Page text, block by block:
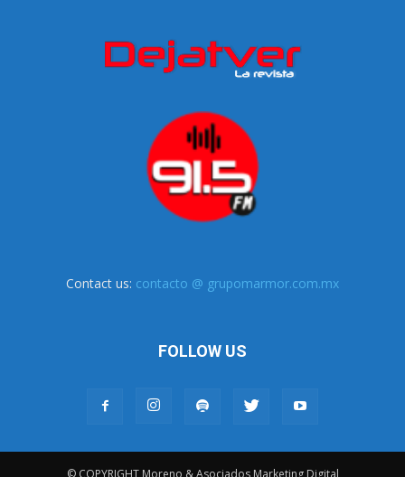
Contact us: contacto @ grupomarmor.com.mx
FOLLOW US